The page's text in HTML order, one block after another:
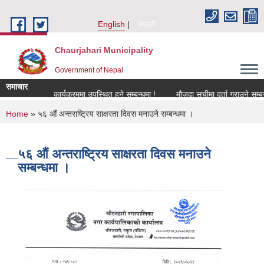
English
नेपाली
Chaurjahari Municipality
Government of Nepal
समाचार
कार्यक्रममा उपस्थित हुने सम्बन्धमा ! मौजुदा सूचीमा दर्ता गराउने सम्बन्धी
You are here
Home » ५६ औं अन्तराष्ट्रिय साक्षरता दिवस मनाउने सम्बन्धमा ।
५६ औं अन्तराष्ट्रिय साक्षरता दिवस मनाउने
सम्बन्धमा ।